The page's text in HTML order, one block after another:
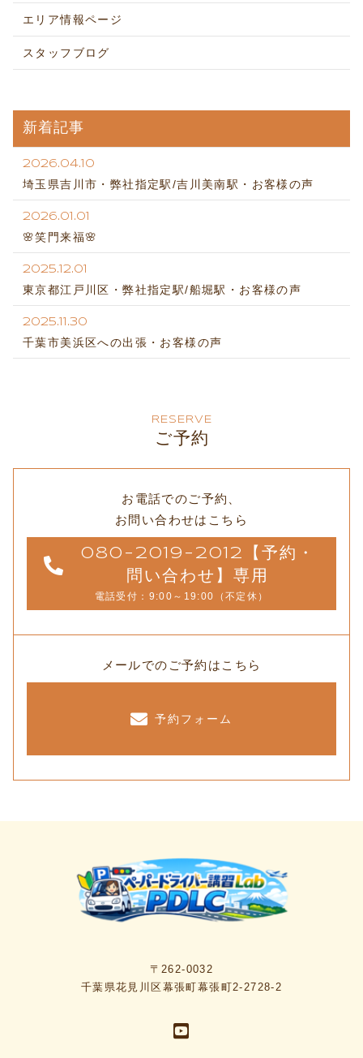
エリア情報ページ
スタッフブログ
新着記事
2026.04.10
埼玉県吉川市・弊社指定駅/吉川美南駅・お客様の声
2026.01.01
🌸笑門来福🌸
2025.12.01
東京都江戸川区・弊社指定駅/船堀駅・お客様の声
2025.11.30
千葉市美浜区への出張・お客様の声
RESERVE
ご予約
お電話でのご予約、
お問い合わせはこちら
080-2019-2012【予約・
問い合わせ】専用
電話受付：9:00～19:00（不定休）
メールでのご予約はこちら
予約フォーム
〒262-0032
千葉県花見川区幕張町幕張町2-2728-2